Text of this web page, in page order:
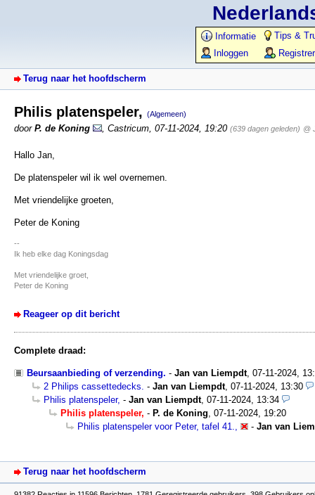
Informatie
Tips &
Inloggen
Terug naar het hoofdscherm
Philis platenspeler, (Algemeen)
door P. de Koning Castricum 07-11-2024, 19:20 (639 dagen geleden) @
Hallo Jan,
De platenspeler wil ik wel overnemen.
Met vriendelijke groeten,
Peter de Koning
--
Ik heb elke dag Koningsdag
Met vriendelijke groet,
Peter de Koning
Reageer op dit bericht
Complete draad:
Beursaanbieding of verzending. - Jan van Liempdt, 07-11-2024,
2 Philips cassettedecks. - Jan van Liempdt, 07-11-2024, 13:30
Philis platenspeler, - Jan van Liempdt, 07-11-2024, 13:34
Philis platenspeler, - P. de Koning, 07-11-2024, 19:20
Philis platenspeler voor Peter, tafel 41.,
- Jan van
Terug naar het hoofdscherm